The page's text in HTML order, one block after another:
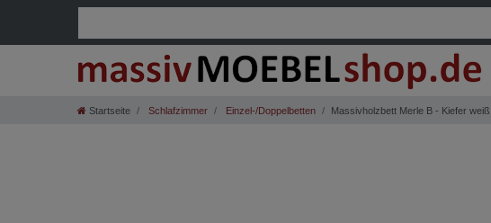
Startseite Schlafzimmer Einzel-/Doppelbetten Massivholzbett Merle B - Kiefer